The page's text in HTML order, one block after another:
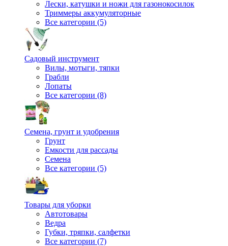
Лески, катушки и ножи для газонокосилок
Триммеры аккумуляторные
Все категории (5)
Садовый инструмент
Вилы, мотыги, тяпки
Грабли
Лопаты
Все категории (8)
Семена, грунт и удобрения
Грунт
Емкости для рассады
Семена
Все категории (5)
Товары для уборки
Автотовары
Ведра
Губки, тряпки, салфетки
Все категории (7)